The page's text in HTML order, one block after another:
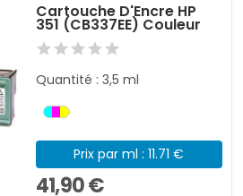
Cartouche D'Encre HP
351 (CB337EE) Couleur
Quantité : 3,5 ml
Prix par ml : 11.71 €
41,90 €